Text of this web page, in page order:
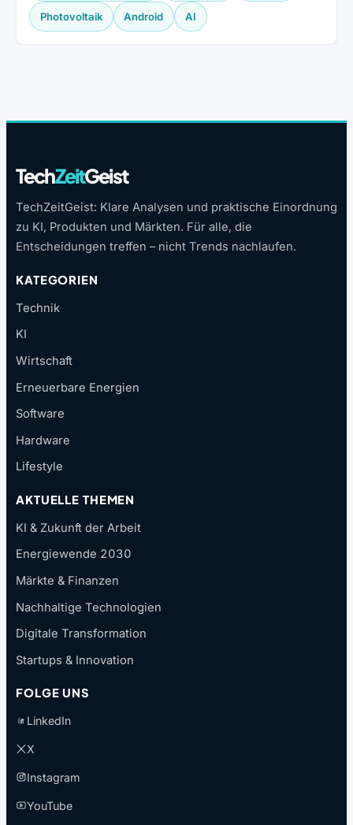
Photovoltaik Android AI
TechZeitGeist
TechZeitGeist: Klare Analysen und praktische Einordnung
zu KI, Produkten und Märkten. Für alle, die
Entscheidungen treffen – nicht Trends nachlaufen.
KATEGORIEN
Technik
KI
Wirtschaft
Erneuerbare Energien
Software
Hardware
Lifestyle
AKTUELLE THEMEN
KI & Zukunft der Arbeit
Energiewende 2030
Märkte & Finanzen
Nachhaltige Technologien
Digitale Transformation
Startups & Innovation
FOLGE UNS
LinkedIn
X
Instagram
YouTube